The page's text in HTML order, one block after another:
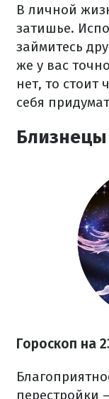
В личной
затишье.
займитесь
же у вас
нет, то стоит
себя
Близнецы
Гороскоп на
перестройки